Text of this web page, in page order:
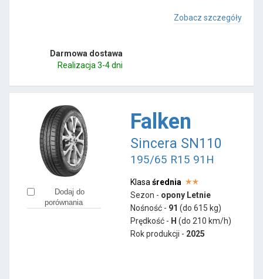
Zobacz szczegóły
Darmowa dostawa
Realizacja 3-4 dni
Dodaj do
porównania
Falken
Sincera SN110
195/65 R15 91H
Klasa średnia
Sezon - opony Letnie
Nośność - 91 (do 615 kg)
Prędkość - H (do 210 km/h)
Rok produkcji - 2025